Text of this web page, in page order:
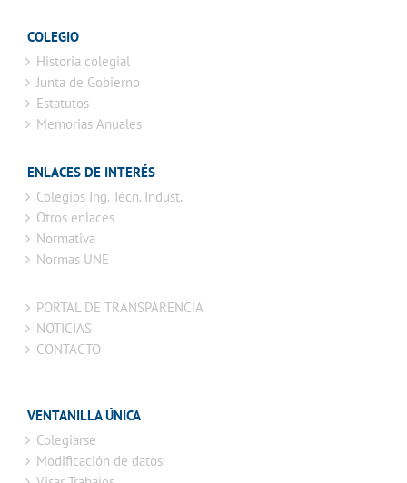
COLEGIO
Historia colegial
Junta de Gobierno
Estatutos
Memorias Anuales
ENLACES DE INTERÉS
Colegios Ing. Técn. Indust.
Otros enlaces
Normativa
Normas UNE
PORTAL DE TRANSPARENCIA
NOTICIAS
CONTACTO
VENTANILLA ÚNICA
Colegiarse
Modificación de datos